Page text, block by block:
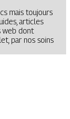
mais toujours
articles
web dont
par nos soins